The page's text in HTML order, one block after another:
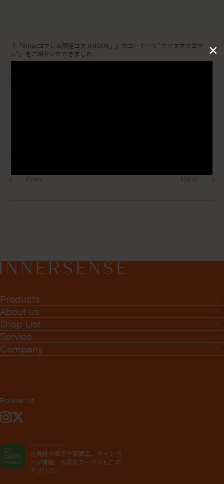
×
『「Xmasコフレ＆限定コスメBOOK」』のコーナーで"クリスマスコフ
レ"」をご紹介いただきました。
▼商品詳細はこちら
掲載アイテム :
Prev Next
Products
About us
Shop List
Service
Company
Follow Us
Instagram
GO GREEN MEMBER'S 公式アプリ
会員証の表示や新商品、キャンペ
ーン情報、お得なクーポンもこの
アプリで。